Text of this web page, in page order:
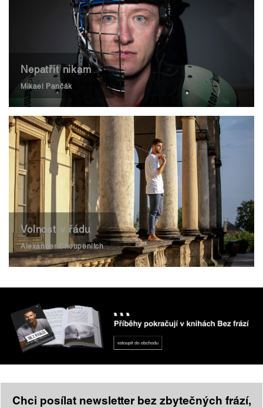
Nepatřit nikam
Mikael Pančák
Volnost v řádu
Alexander Choupenitch
Chci posílat newsletter bez zbytečných frází,